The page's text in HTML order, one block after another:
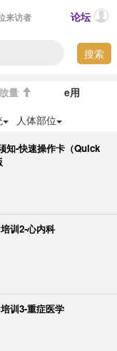
来访者 论坛
搜索
量
e用
人体部位
知-快速操作卡（Quick
训2-心内科
训3-重症医学